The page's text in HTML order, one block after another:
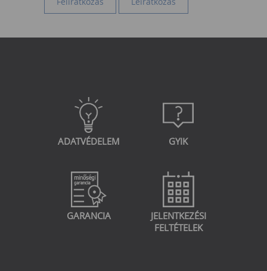
ADATVÉDELEM GYIK
GARANCIA
JELENTKEZÉSI
FELTÉTELEK